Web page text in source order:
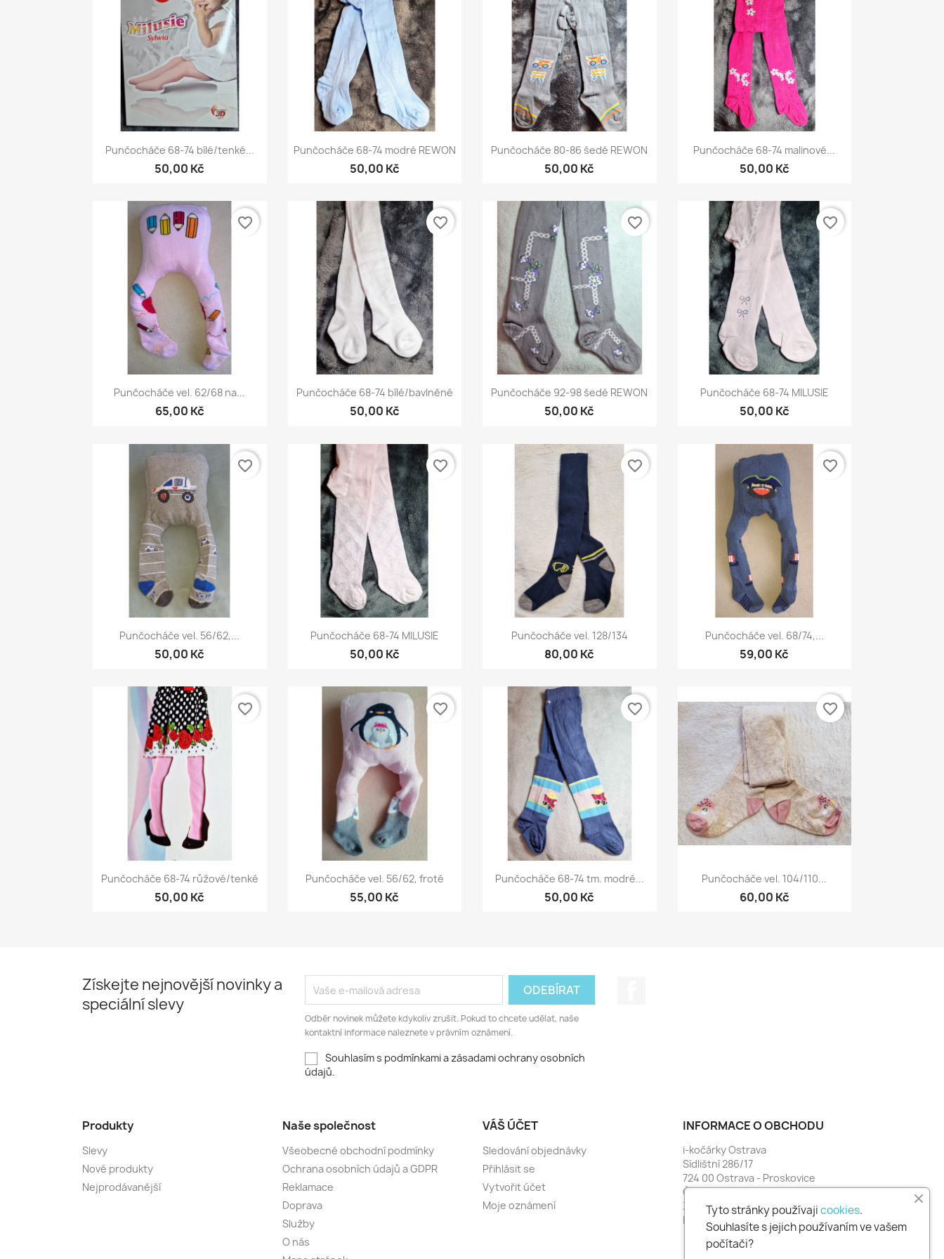
Rychlý náhled
Punčocháče 68-74 bílé/tenké...
50,00 Kč
Rychlý náhled
Punčocháče 68-74 modré REWON
50,00 Kč
Rychlý náhled
Punčocháče 80-86 šedé REWON
50,00 Kč
Rychlý náhled
Punčocháče 68-74 malinové...
50,00 Kč
Rychlý náhled
Punčocháče vel. 62/68 na...
65,00 Kč
favorite_border
Rychlý náhled
Punčocháče 68-74 bílé/bavlněné
50,00 Kč
favorite_border
Rychlý náhled
Punčocháče 92-98 šedé REWON
50,00 Kč
favorite_border
Rychlý náhled
Punčocháče 68-74 MILUSIE
50,00 Kč
favorite_border
Rychlý náhled
Punčocháče vel. 56/62,...
50,00 Kč
favorite_border
Rychlý náhled
Punčocháče 68-74 MILUSIE
50,00 Kč
favorite_border
Rychlý náhled
Punčocháče vel. 128/134
80,00 Kč
favorite_border
Rychlý náhled
Punčocháče vel. 68/74,...
59,00 Kč
favorite_border
Rychlý náhled
Punčocháče 68-74 růžové/tenké
50,00 Kč
favorite_border
Rychlý náhled
Punčocháče vel. 56/62, froté
55,00 Kč
favorite_border
Rychlý náhled
Punčocháče 68-74 tm. modré...
50,00 Kč
favorite_border
Rychlý náhled
Punčocháče vel. 104/110...
60,00 Kč
favorite_border
Získejte nejnovější novinky a
speciální slevy
Odběr novinek můžete kdykoliv zrušit. Pokud to chcete udělat, naše
kontaktní informace naleznete v právním oznámení.
Souhlasím s podmínkami a zásadami ochrany osobních
údajů.
Produkty
Slevy
Nové produkty
Nejprodávanější
Naše společnost
Všeobecné obchodní podmínky
Ochrana osobních údajů a GDPR
Reklamace
Doprava
Služby
O nás
VÁŠ ÚČET
Sledování objednávky
Přihlásit se
Vytvořit účet
Moje oznámení
INFORMACE O OBCHODU
i-kočárky Ostrava
Sídlištní 286/17
724 00 Ostrava - Proskovice
Česko
Zavolejte nám:774 481 664
Napište nám:i-kocarky@seznam.cz
Tyto stránky používajicookies.
Souhlasíte s jejich používaním ve vašem
počítači?